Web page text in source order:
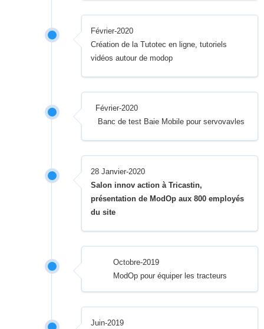
Février-2020
Création de la Tutotec en ligne, tutoriels
vidéos autour de modop
Février-2020
Banc de test Baie Mobile pour servovavles
28 Janvier-2020
Salon innov action à Tricastin,
présentation de ModOp aux 800 employés
du site
Octobre-2019
ModOp pour équiper les tracteurs
Juin-2019